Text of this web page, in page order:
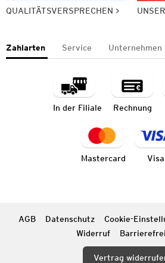
QUALITÄTSVERSPRECHEN
Zahlarten Service Unternehmen
In der Filiale Rechnung
Mastercard Visa
AGB Datenschutz Cookie-
Widerruf
Vertrag